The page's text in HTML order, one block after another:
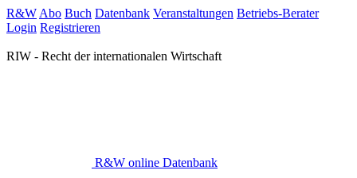
R&W Abo Buch Datenbank Veranstaltungen Betriebs-Berater
Login Registrieren
RIW - Recht der internationalen Wirtschaft
R&W online Datenbank